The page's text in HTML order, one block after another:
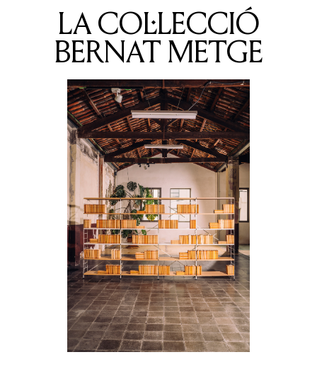
LA COL·LECCIÓ
BERNAT METGE